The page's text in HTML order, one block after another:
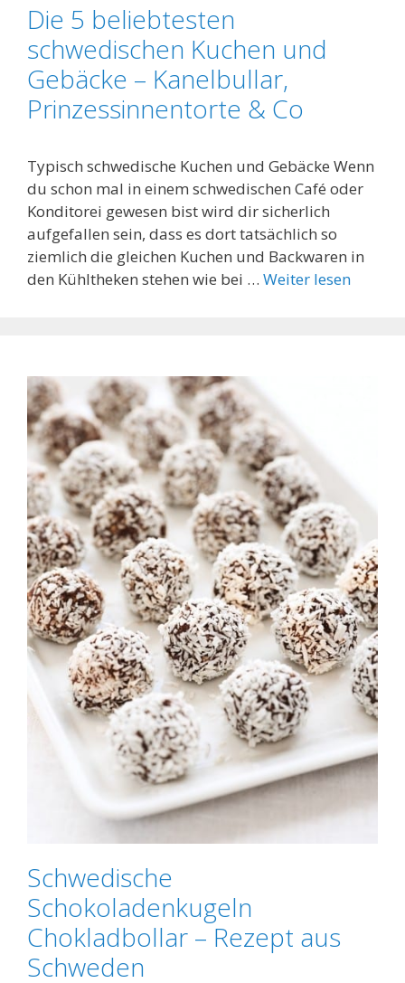
Die 5 beliebtesten
schwedischen Kuchen und
Gebäcke – Kanelbullar,
Prinzessinnentorte & Co
Typisch schwedische Kuchen und Gebäcke Wenn
du schon mal in einem schwedischen Café oder
Konditorei gewesen bist wird dir sicherlich
aufgefallen sein, dass es dort tatsächlich so
ziemlich die gleichen Kuchen und Backwaren in
den Kühltheken stehen wie bei … Weiter lesen
Schwedische
Schokoladenkugeln
Chokladbollar – Rezept aus
Schweden